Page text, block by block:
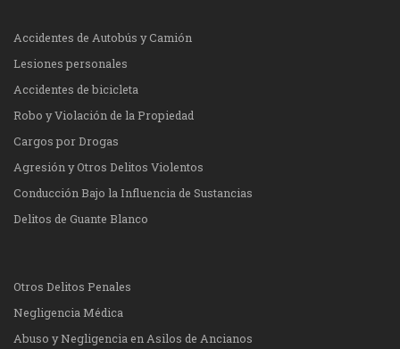
Accidentes de Autobús y Camión
Lesiones personales
Accidentes de bicicleta
Robo y Violación de la Propiedad
Cargos por Drogas
Agresión y Otros Delitos Violentos
Conducción Bajo la Influencia de Sustancias
Delitos de Guante Blanco
Otros Delitos Penales
Negligencia Médica
Abuso y Negligencia en Asilos de Ancianos